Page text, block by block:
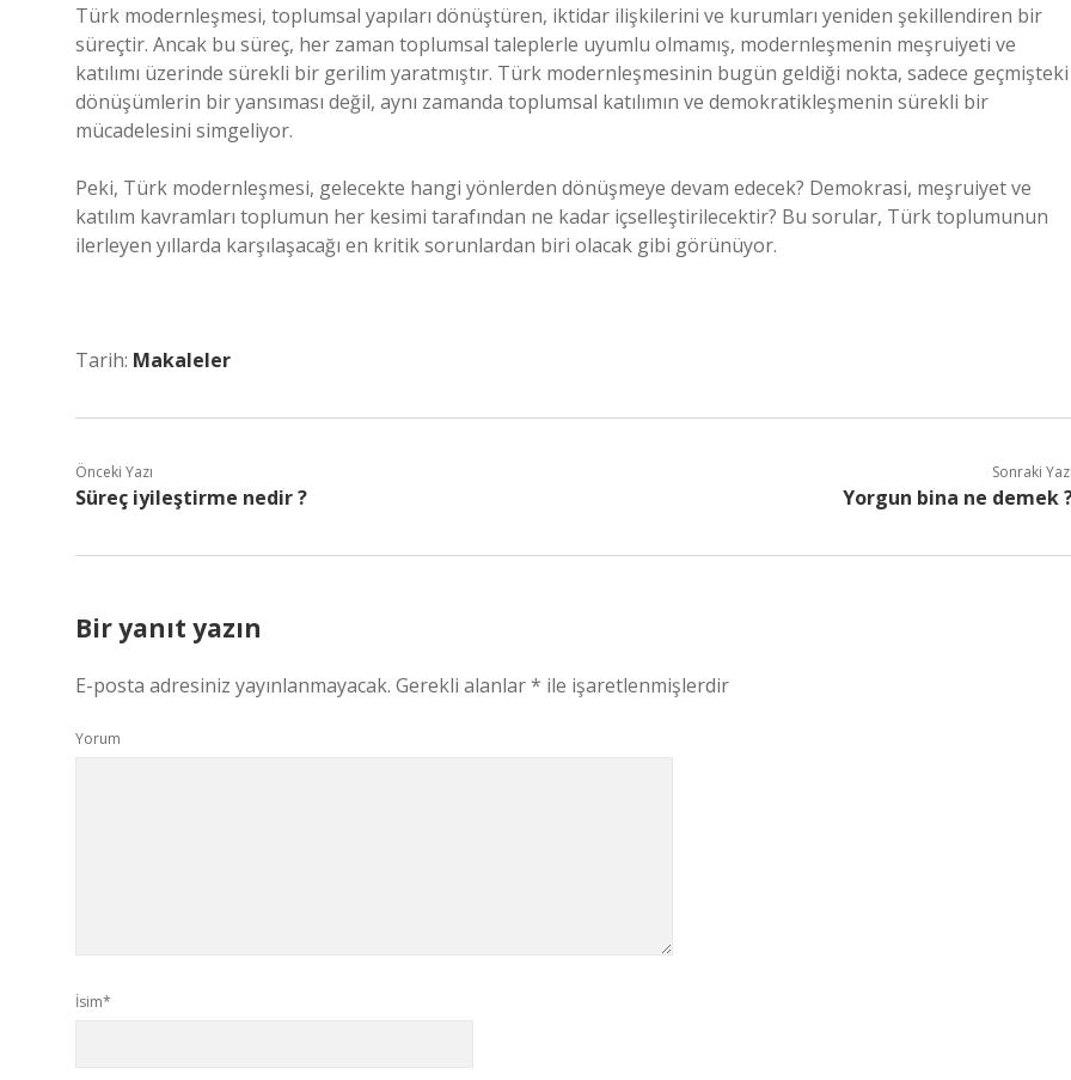
Türk modernleşmesi, toplumsal yapıları dönüştüren, iktidar ilişkilerini ve kurumları yeniden şekillendiren bir
süreçtir. Ancak bu süreç, her zaman toplumsal taleplerle uyumlu olmamış, modernleşmenin meşruiyeti ve
katılımı üzerinde sürekli bir gerilim yaratmıştır. Türk modernleşmesinin bugün geldiği nokta, sadece geçmişteki
dönüşümlerin bir yansıması değil, aynı zamanda toplumsal katılımın ve demokratikleşmenin sürekli bir
mücadelesini simgeliyor.
Peki, Türk modernleşmesi, gelecekte hangi yönlerden dönüşmeye devam edecek? Demokrasi, meşruiyet ve
katılım kavramları toplumun her kesimi tarafından ne kadar içselleştirilecektir? Bu sorular, Türk toplumunun
ilerleyen yıllarda karşılaşacağı en kritik sorunlardan biri olacak gibi görünüyor.
Tarih: Makaleler
Önceki Yazı
Süreç iyileştirme nedir ?
Sonraki
Yorgun bina ne demek
Bir yanıt yazın
E-posta adresiniz yayınlanmayacak. Gerekli alanlar* ile işaretlenmişlerdir
Yorum
İsim*